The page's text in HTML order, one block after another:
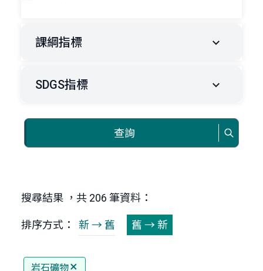
課綱指標
SDGS指標
查詢
搜尋結果 ，共 206 筆資料：
排序方式： 新 → 舊 舊 → 新
岩石礦物